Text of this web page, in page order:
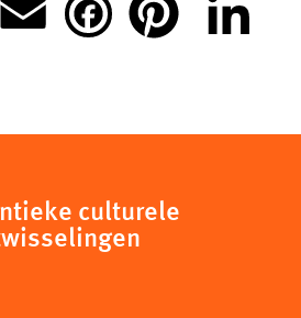
i
F
e
culturele